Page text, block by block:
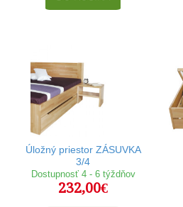
Úložný priestor ZÁSUVKA
3/4
Dostupnosť 4 - 6 týždňov
232,00€